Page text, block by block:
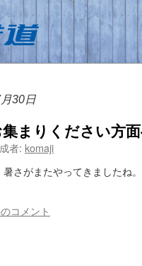
30日
まりください方
者: komaji
さがまたやってきましたね
コメント